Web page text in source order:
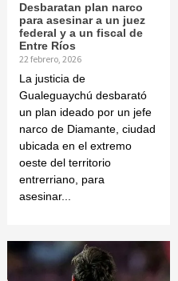
Desbaratan plan narco
para asesinar a un juez
federal y a un fiscal de
Entre Ríos
22 febrero, 2026
La justicia de
Gualeguaychú desbarató
un plan ideado por un jefe
narco de Diamante, ciudad
ubicada en el extremo
oeste del territorio
entrerriano, para
asesinar...